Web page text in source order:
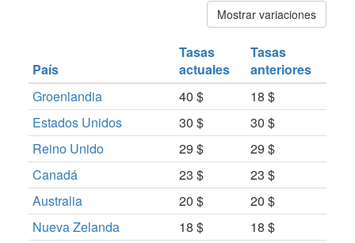
Mostrar variaciones
País
Tasas
actuales
Tasas
anteriores
Groenlandia
40 $
18 $
Estados Unidos
30 $
30 $
Reino Unido
29 $
29 $
Canadá
23 $
23 $
Australia
20 $
20 $
Nueva Zelanda
18 $
18 $